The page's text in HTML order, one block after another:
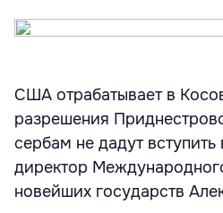
США отрабатывает в
разрешения
сербам не дадут
директор
новейших государств